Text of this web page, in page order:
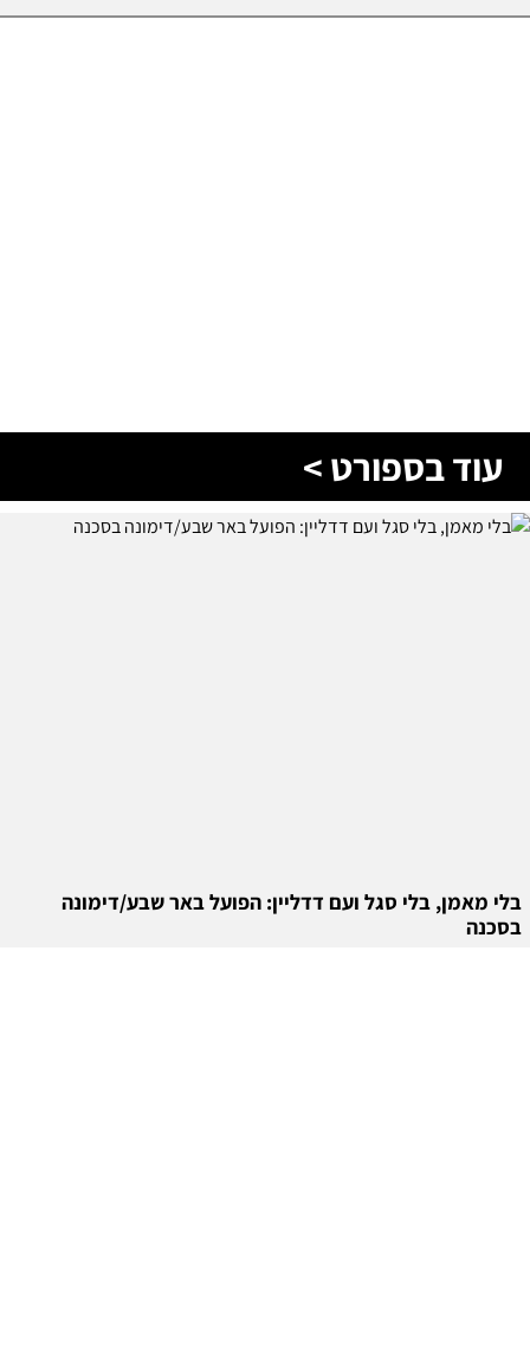
עוד בספורט >
בלי מאמן, בלי סגל ועם דדליין: הפועל באר שבע/דימונה
בסכנה